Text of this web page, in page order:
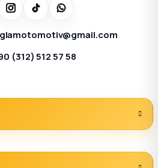
(312) 512 57 58